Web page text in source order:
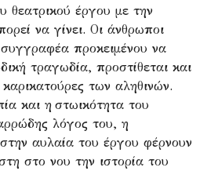
θεατρικού έργου με την
να γίνει. Οι άνθρωποι
προκειμένου να
τραγωδία, προστίθεται και
των αληθινών.
και η στωικότητα του
λόγος του, η
αυλαία του έργου φέρνουν
στο νου την ιστορία του